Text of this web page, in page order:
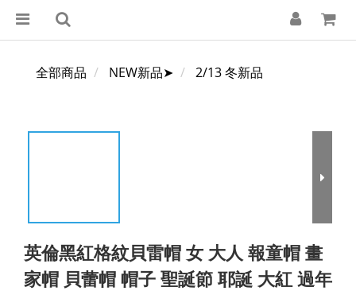
全部商品 NEW新品➤ 2/13 冬新品
英倫黑紅格紋貝雷帽 女 大人 報童帽 畫
家帽 貝蕾帽 帽子 聖誕節 耶誕 大紅 過年